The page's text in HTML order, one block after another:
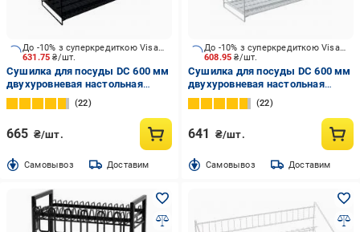
631.75₴/шт.
До -10% з суперкредиткою Visa Вигода
Сушилка для посуды DC 600 мм
двухуровневая настольная
черная термопластиковая
22
665 ₴/шт.
Cамовывоз Доставим
608.95₴/шт.
До -10% з суперкредиткою Visa Вигода
Сушилка для посуды DC 600 мм
двухуровневая настольная
белая термопластиковая
22
641 ₴/шт.
Cамовывоз Доставим